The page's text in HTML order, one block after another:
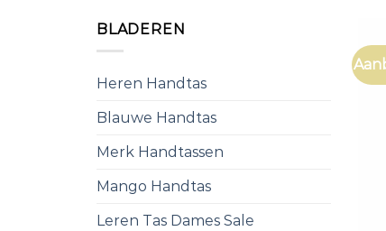
BLADEREN
Heren Handtas
Blauwe Handtas
Merk Handtassen
Mango Handtas
Leren Tas Dames Sale